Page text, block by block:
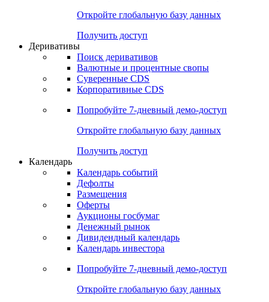
Откройте глобальную базу данных
Получить доступ
Деривативы
Поиск деривативов
Валютные и процентные свопы
Суверенные CDS
Корпоративные CDS
Попробуйте 7-дневный демо-доступ
Откройте глобальную базу данных
Получить доступ
Календарь
Календарь событий
Дефолты
Размещения
Оферты
Аукционы госбумаг
Денежный рынок
Дивидендный календарь
Календарь инвестора
Попробуйте 7-дневный демо-доступ
Откройте глобальную базу данных